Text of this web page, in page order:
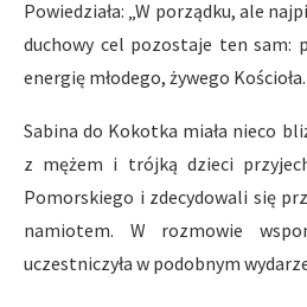
Powiedziała: „W porządku, ale
duchowy cel pozostaje ten sam:
energię młodego, żywego Kościoła.
Sabina do Kokotka miała nieco
z mężem i trójką dzieci
Pomorskiego i zdecydowali się
namiotem. W rozmowie
uczestniczyła w podobnym